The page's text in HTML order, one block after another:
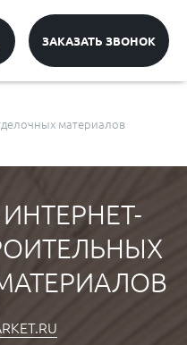
ЗАКАЗАТЬ ЗВОНОК
материалов